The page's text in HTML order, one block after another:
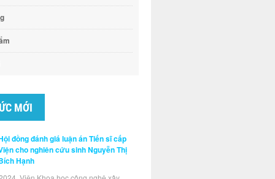
MỚI
đồng đánh giá luận án Tiến sĩ cấp
cho nghiên cứu sinh Nguyễn Thị
Hạnh